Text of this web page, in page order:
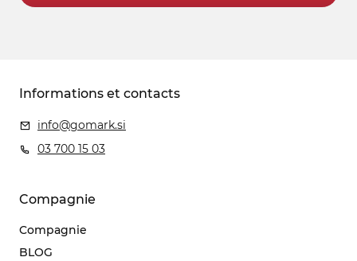
Informations et contacts
info@gomark.si
03 700 15 03
Compagnie
Compagnie
BLOG